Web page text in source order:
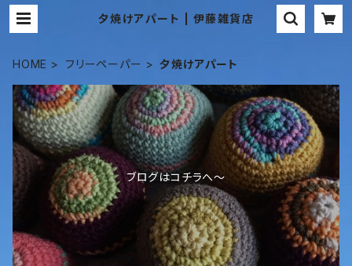
夕焼けアパート | 伊藤雑貨店
HOME フリーペーパー 夕焼けアパート
ブログはコチラへ〜